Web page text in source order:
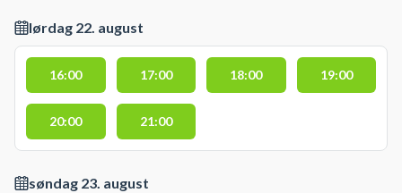
lørdag 22. august
16:00 17:00 18:00 19:00
20:00 21:00
søndag 23. august